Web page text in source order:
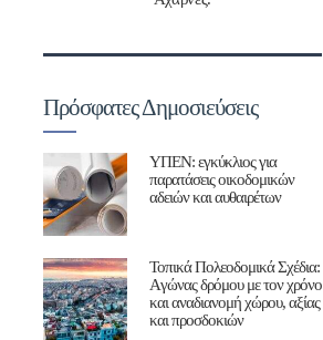
Πρόσφατες Δημοσιεύσεις
ΥΠΕΝ: εγκύκλιος για
παρατάσεις οικοδομικών
αδειών και αυθαιρέτων
Τοπικά Πολεοδομικά Σχέδια:
Aγώνας δρόμου με τον χρόνο
και αναδιανομή χώρου, αξίας
και προσδοκιών